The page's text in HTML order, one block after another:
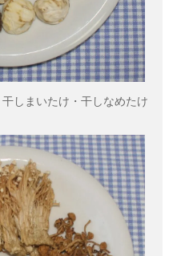
しまいたけ・干しなめたけ